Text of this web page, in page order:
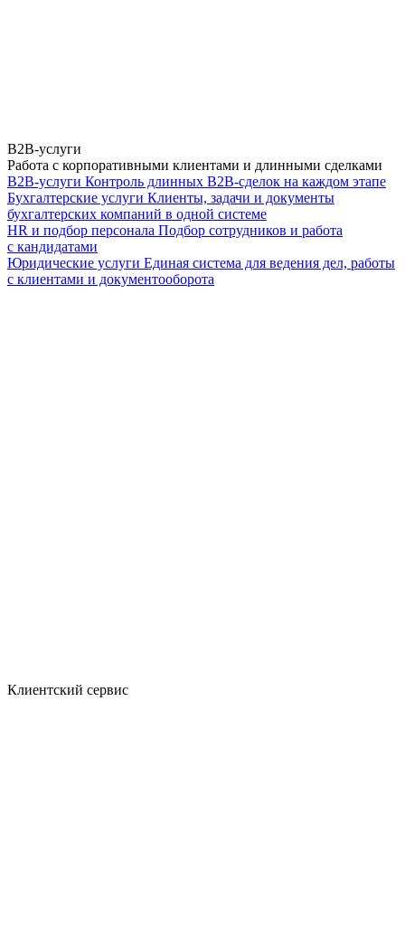
B2B-услуги
Работа с корпоративными клиентами и длинными сделками
B2B-услуги Контроль длинных B2B-сделок на каждом этапе
Бухгалтерские услуги Клиенты, задачи и документы
бухгалтерских компаний в одной системе
HR и подбор персонала Подбор сотрудников и работа
с кандидатами
Юридические услуги Единая система для ведения дел, работы
с клиентами и документооборота
Клиентский сервис